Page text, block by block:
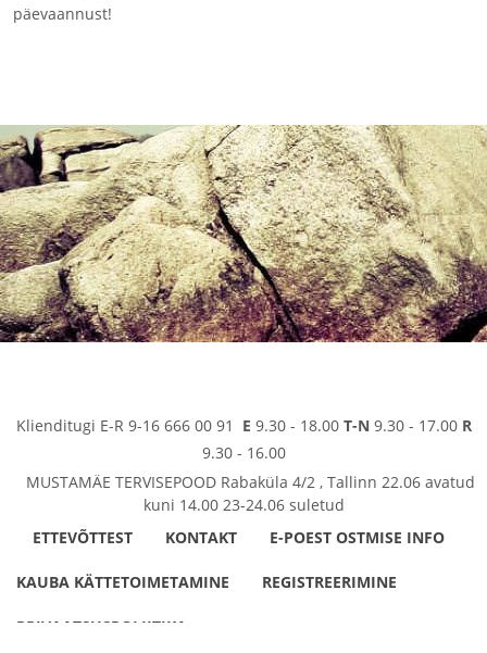
päevaannust!
Klienditugi E-R 9-16 666 00 91 E 9.30 - 18.00 T-N 9.30 - 17.00 R
9.30 - 16.00
MUSTAMÄE TERVISEPOOD Rabaküla 4/2 , Tallinn 22.06 avatud
kuni 14.00 23-24.06 suletud
ETTEVÕTTEST
KONTAKT E-POEST OSTMISE INFO
KAUBA KÄTTETOIMETAMINE REGISTREERIMINE
PRIVAATSUSPOLIITIKA